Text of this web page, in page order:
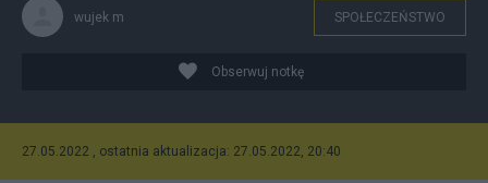
wujek m SPOŁECZEŃSTWO
Obserwuj notkę
27.05.2022 , ostatnia aktualizacja: 27.05.2022, 20:40